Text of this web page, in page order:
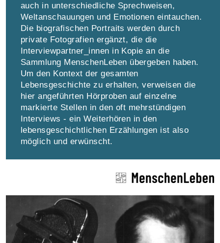
auch in unterschiedliche Sprechweisen,
Weltanschauungen und Emotionen eintauchen.
Die biografischen Portraits werden durch
private Fotografien ergänzt, die die
Interviewpartner_innen in Kopie an die
Sammlung MenschenLeben übergeben haben.
Um den Kontext der gesamten
Lebensgeschichte zu erhalten, verweisen die
hier angeführten Hörproben auf einzelne
markierte Stellen in den oft mehrstündigen
Interviews - ein Weiterhören in den
lebensgeschichtlichen Erzählungen ist also
möglich und erwünscht.